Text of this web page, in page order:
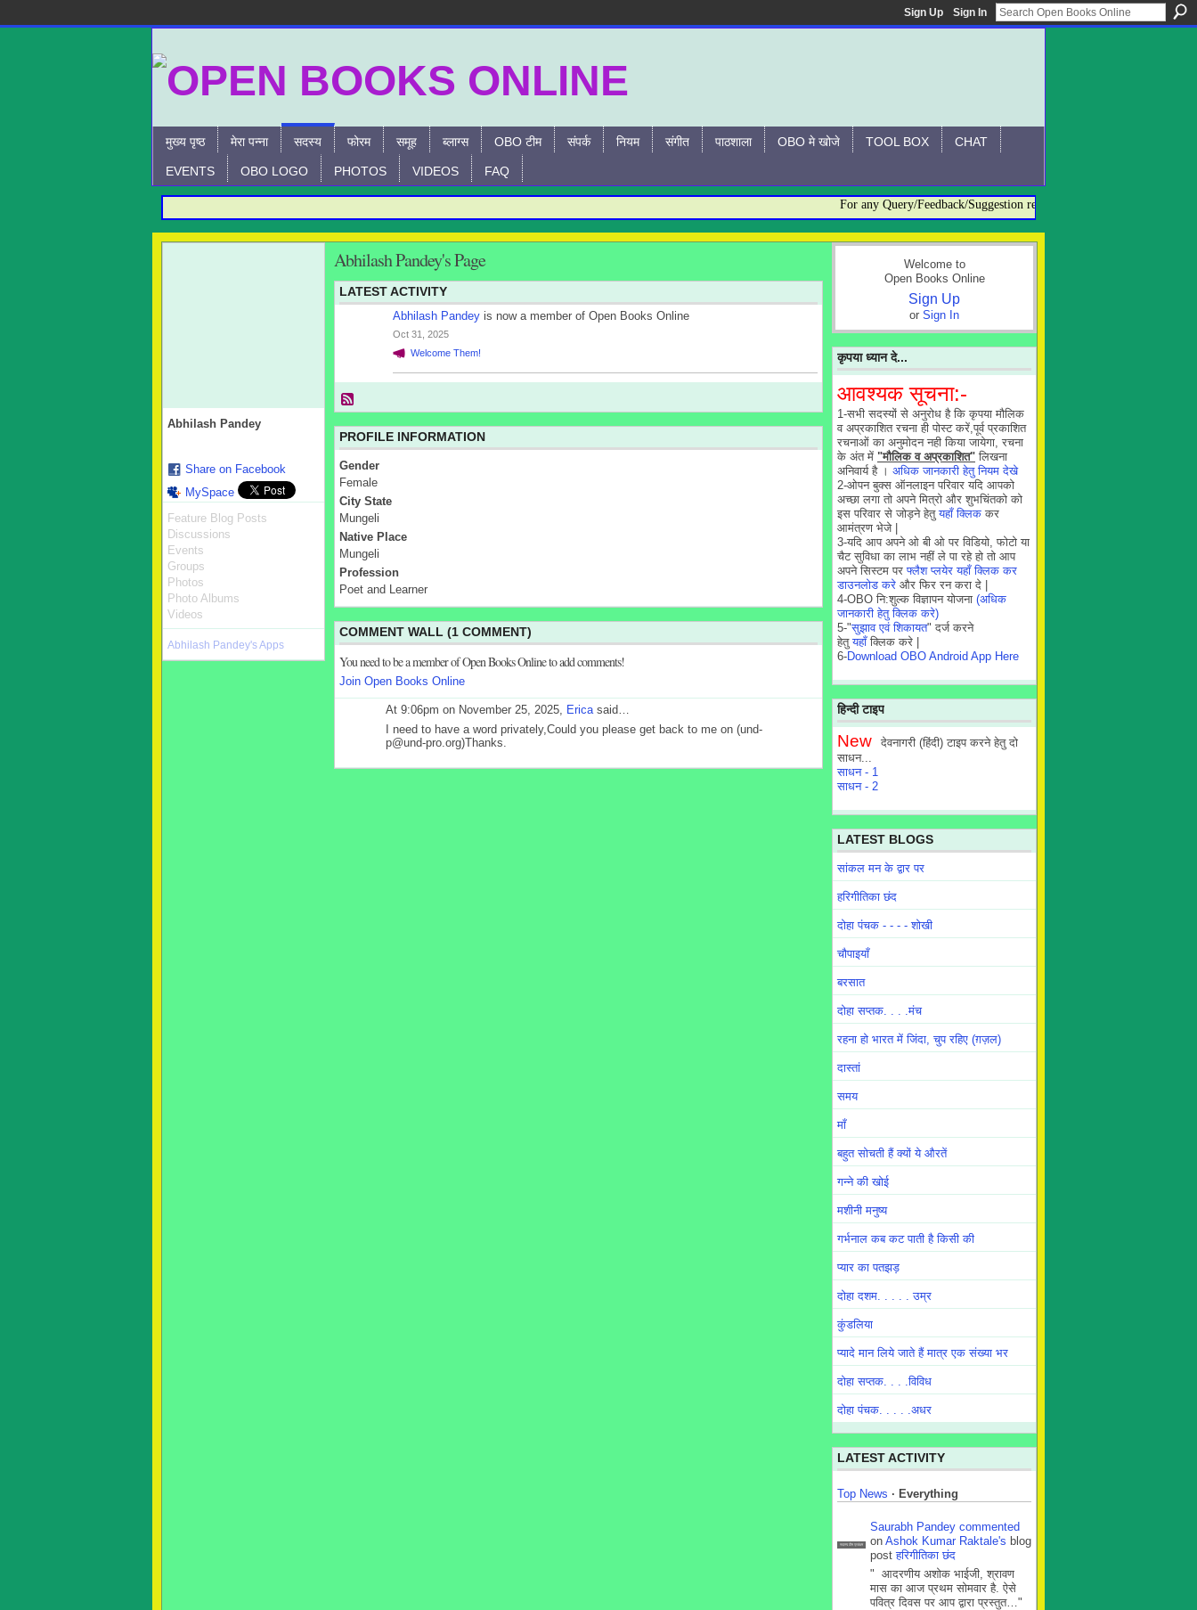
Sign Up Sign In
मुख्य पृष्ठ मेरा पन्ना सदस्य फोरम समूह ब्लाग्स OBO टीम संपर्क नियम संगीत पाठशाला OBO मे खोजे TOOL BOX CHAT
EVENTS OBO LOGO PHOTOS VIDEOS FAQ
For any Query/Feedback/Suggestion related to OBO, please contact:-
Abhilash Pandey
Share on Facebook
MySpace
Feature Blog Posts
Discussions
Events
Groups
Photos
Photo Albums
Videos
Abhilash Pandey's Apps
Abhilash Pandey's Page
LATEST ACTIVITY
Abhilash Pandey is now a member of Open Books Online
Oct 31, 2025
Welcome Them!
PROFILE INFORMATION
Gender
Female
City State
Mungeli
Native Place
Mungeli
Profession
Poet and Learner
COMMENT WALL (1 COMMENT)
You need to be a member of Open Books Online to add comments!
Join Open Books Online
At 9:06pm on November 25, 2025, Ericasaid…
I need to have a word privately,Could you please get back to me on (und-
p@und-pro.org)Thanks.
Welcome to
Open Books Online
Sign Up
or Sign In
कृपया ध्यान दे...
आवश्यक सूचना:-
1-सभी सदस्यों से अनुरोध है कि कृपया मौलिक
व अप्रकाशित रचना ही पोस्ट करें,पूर्व प्रकाशित
रचनाओं का अनुमोदन नही किया जायेगा, रचना
के अंत में "मौलिक व अप्रकाशित" लिखना
अनिवार्य है । अधिक जानकारी हेतु नियम देखे
2-ओपन बुक्स ऑनलाइन परिवार यदि आपको
अच्छा लगा तो अपने मित्रो और शुभचिंतको को
इस परिवार से जोड़ने हेतुयहाँ क्लिक कर
आमंत्रण भेजे |
3-यदि आप अपने ओ बी ओ पर विडियो, फोटो या
चैट सुविधा का लाभ नहीं ले पा रहे हो तो आप
अपने सिस्टम परफ्लैश प्लयेर यहाँ क्लिक कर
डाउनलोड करे और फिर रन करा दे |
4-OBO नि:शुल्क विज्ञापन योजना (अधिक
जानकारी हेतु क्लिक करे)
5-"सुझाव एवं शिकायत" दर्ज करने
हेतुयहाँक्लिक करे |
6-Download OBO Android App Here
हिन्दी टाइप
New
देवनागरी (हिंदी) टाइप करने हेतु दो
साधन...
साधन - 1
साधन - 2
LATEST BLOGS
सांकल मन के द्वार पर
हरिगीतिका छंद
दोहा पंचक - - - - शोखी
चौपाइयाँ
बरसात
दोहा सप्तक. . . .मंच
रहना हो भारत में जिंदा, चुप रहिए (ग़ज़ल)
दास्तां
समय
माँ
बहुत सोचती हैं क्यों ये औरतें
गन्ने की खोई
मशीनी मनुष्य
गर्भनाल कब कट पाती है किसी की
प्यार का पतझड़
दोहा दशम. . . . . उम्र
कुंडलिया
प्यादे मान लिये जाते हैं मात्र एक संख्या भर
दोहा सप्तक. . . .विविध
दोहा पंचक. . . . .अधर
LATEST ACTIVITY
Top News · Everything
सदस्य टीम प्रबंधन
Saurabh Pandey commented
on Ashok Kumar Raktale's blog
postहरिगीतिका छंद
" आदरणीय अशोक भाईजी, श्रावण
मास का आज प्रथम सोमवार है. ऐसे
पवित्र दिवस पर आप द्वारा प्रस्तुत…"